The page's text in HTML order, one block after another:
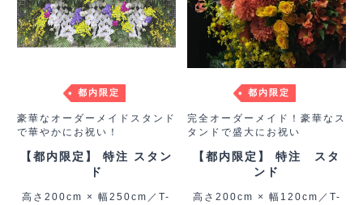
都内限定
豪華なオーダーメイドスタンド
で華やかにお祝い！
【都内限定】 特注 スタン
ド
高さ200cm × 幅250cm／T-
都内限定
完全オーダーメイド！豪華なス
タンドで盛大にお祝い
【都内限定】 特注 スタ
ンド
高さ200cm × 幅120cm／T-